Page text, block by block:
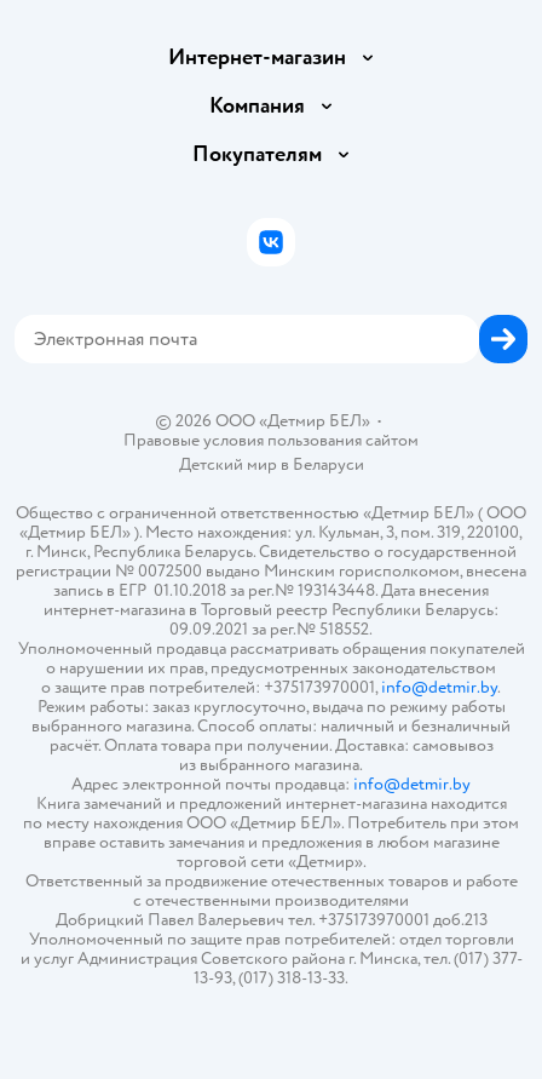
Интернет-магазин
Доставка и оплата
Правила продажи
Политика использования файлов cookie
Компания
Вакансии
Покупателям
Бонусные карты
© 2026 ООО «Детмир БЕЛ»•
Правовые условия пользования сайтом
Детский мир в Беларуси
Общество с ограниченной ответственностью «Детмир БЕЛ» ( ООО
«Детмир БЕЛ» ). Место нахождения: ул. Кульман, 3, пом. 319, 220100,
г. Минск, Республика Беларусь. Свидетельство о государственной
регистрации № 0072500 выдано Минским горисполкомом, внесена
запись в ЕГР 01.10.2018 за рег.№ 193143448. Дата внесения
интернет-магазина в Торговый реестр Республики Беларусь:
09.09.2021 за рег.№ 518552.
Уполномоченный продавца рассматривать обращения покупателей
о нарушении их прав, предусмотренных законодательством
о защите прав потребителей: +375173970001,info@detmir.by.
Режим работы: заказ круглосуточно, выдача по режиму работы
выбранного магазина. Способ оплаты: наличный и безналичный
расчёт. Оплата товара при получении. Доставка: самовывоз
из выбранного магазина.
Адрес электронной почты продавца: info@detmir.by
Книга замечаний и предложений интернет-магазина находится
по месту нахождения ООО «Детмир БЕЛ». Потребитель при этом
вправе оставить замечания и предложения в любом магазине
торговой сети «Детмир».
Ответственный за продвижение отечественных товаров и работе
с отечественными производителями
Добрицкий Павел Валерьевич тел. +375173970001 доб.213
Уполномоченный по защите прав потребителей: отдел торговли
и услуг Администрация Советского района г. Минска, тел. (017) 377-
13-93, (017) 318-13-33.
ВКонтакте